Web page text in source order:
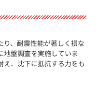
り、耐震性能が著しく損な
地盤調査を実施していま
え、沈下に抵抗する力をも